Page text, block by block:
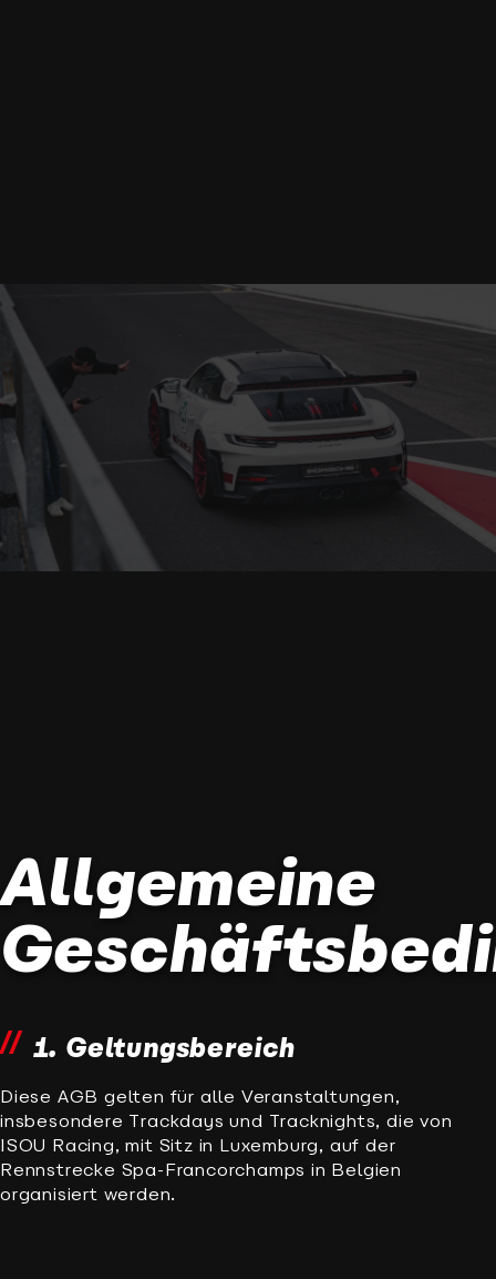
Allgemeine
1. Geltungsbereich
Diese AGB gelten für alle Veranstaltungen,
insbesondere Trackdays und Tracknights, die von
ISOU Racing, mit Sitz in Luxemburg, auf der
Rennstrecke Spa-Francorchamps in Belgien
organisiert werden.